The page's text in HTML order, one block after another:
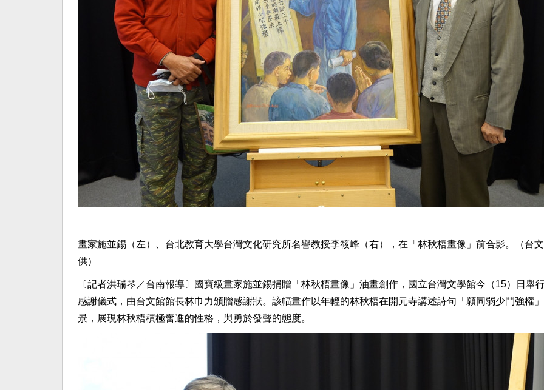
畫家施並錫（左）、台北教育大學台灣文化研究所名譽教授李筱峰（右），在「林秋梧畫像」前合影。（台
供）
〔記者洪瑞琴／台南報導〕國寶級畫家施並錫捐贈「林秋梧畫像」油畫創作，國立台灣文學館今（15）日舉
感謝儀式，由台文館館長林巾力頒贈感謝狀。該幅畫作以年輕的林秋梧在開元寺講述詩句「願同弱少鬥強權
景，展現林秋梧積極奮進的性格，與勇於發聲的態度。